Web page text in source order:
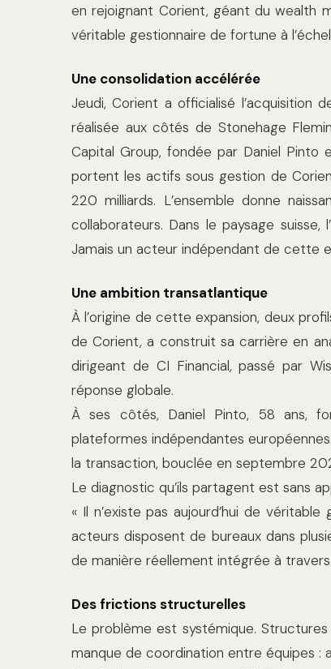
en rejoignant Corient, géant du wealth
véritable gestionnaire de fortune à
Une consolidation accélérée
Jeudi, Corient a officialisé l’acquisition
réalisée aux côtés de Stonehage
Capital Group, fondée par Daniel
portent les actifs sous gestion de
220 milliards. L’ensemble donne
collaborateurs. Dans le paysage
Jamais un acteur indépendant de cette
Une ambition transatlantique
À l’origine de cette expansion, deux
de Corient, a construit sa carrière en
dirigeant de CI Financial, passé par
réponse globale.
À ses côtés, Daniel Pinto, 58 ans,
plateformes indépendantes
la transaction, bouclée en septembre
Le diagnostic qu’ils partagent est sans
« Il n’existe pas aujourd’hui de
acteurs disposent de bureaux dans
de manière réellement intégrée à travers
Des frictions structurelles
Le problème est systémique.
manque de coordination entre équipes :